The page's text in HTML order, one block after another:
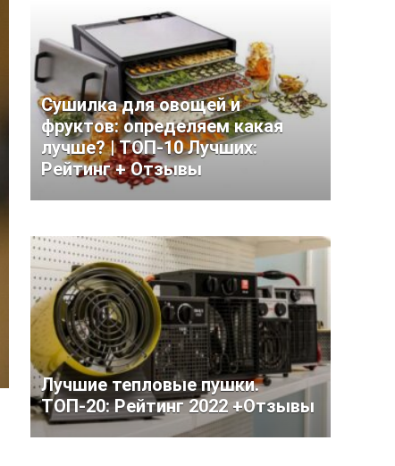
Сушилка для овощей и
фруктов: определяем какая
лучше? | ТОП-10 Лучших:
Рейтинг + Отзывы
Лучшие тепловые пушки.
ТОП-20: Рейтинг 2022 +Отзывы